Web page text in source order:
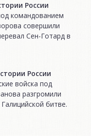
России
командованием
совершили
Сен-Готард в
России
войска под
разгромили
битве.